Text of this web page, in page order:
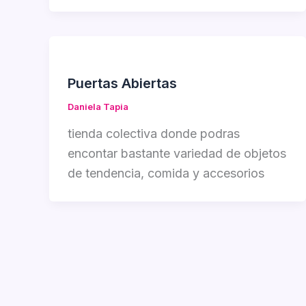
Puertas Abiertas
Daniela Tapia
tienda colectiva donde podras
encontar bastante variedad de objetos
de tendencia, comida y accesorios